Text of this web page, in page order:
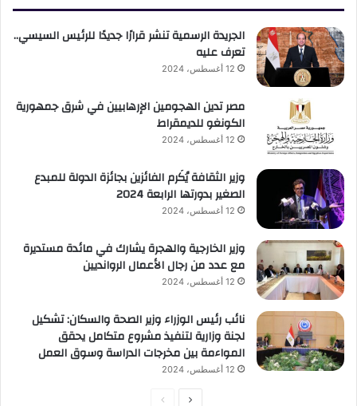
الجريدة الرسمية تنشر قرارًا جديدًا للرئيس السيسي..
تعرف عليه
12 أغسطس، 2024
مصر تدين الهجومين الإرهابيين في شرق جمهورية
الكونغو للديمقراط
12 أغسطس، 2024
وزير الثقافة يُكَرم الفائزين بجائزة الدولة للمبدع
الصغير بدورتها الرابعة 2024
12 أغسطس، 2024
وزير الخارجية والهجرة يشارك في مائدة مستديرة
مع عدد من رجال الأعمال الروانديين
12 أغسطس، 2024
نائب رئيس الوزراء وزير الصحة والسكان: تشكيل
لجنة وزارية لتنفيذ مشروع متكامل يحقق
المواءمة بين مخرجات الدراسة وسوق العمل
12 أغسطس، 2024
الصفحةالصفحة